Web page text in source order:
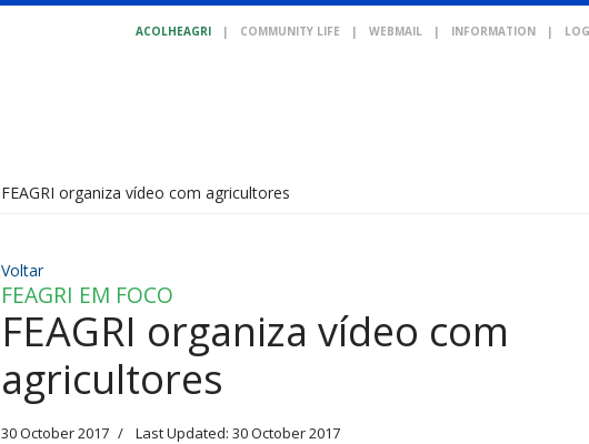
ACOLHEAGRI | COMMUNITY LIFE | WEBMAIL | INFORMATION |
FEAGRI organiza vídeo com agricultores
Voltar
FEAGRI EM FOCO
FEAGRI organiza vídeo com
agricultores
30 October 2017 Last Updated: 30 October 2017